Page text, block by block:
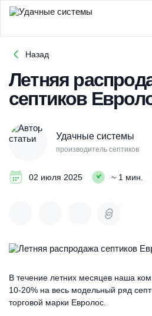
Назад
Летняя
септиков
Удачные системы
производитель септиков
02 июля 2025 ~ 1 мин.
В течение летних месяцев наша
10-20% на весь модельный ряд
торговой марки Евролос.